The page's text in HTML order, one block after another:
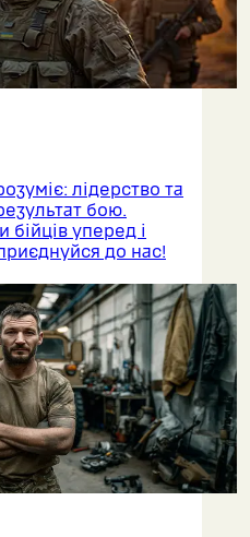
лідерство та
бою.
бійців уперед і
до нас!